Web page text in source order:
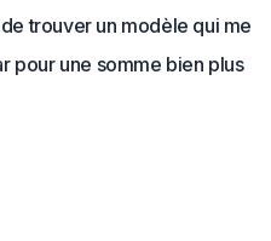
trouver un modèle qui me
pour une somme bien plus